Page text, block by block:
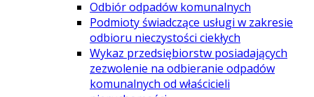
Odbiór odpadów komunalnych
Podmioty świadczące usługi w zakresie
odbioru nieczystości ciekłych
Wykaz przedsiębiorstw posiadających
zezwolenie na odbieranie odpadów
komunalnych od właścicieli